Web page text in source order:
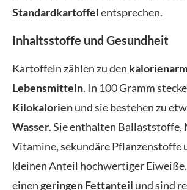
Standardkartoffelentsprechen.
Inhaltsstoffe und Gesundheit
Kartoffeln zählen zu den
Lebensmitteln. In 100 Gramm
Kilokalorienund sie bestehen zu
Wasser. Sie enthalten
Vitamine, sekundäre Pflanzenstoffe
kleinen Anteil hochwertiger
einengeringen Fettanteil und sind